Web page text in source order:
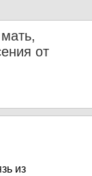
от
из